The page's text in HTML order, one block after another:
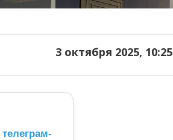
3 октября 2025, 10:25